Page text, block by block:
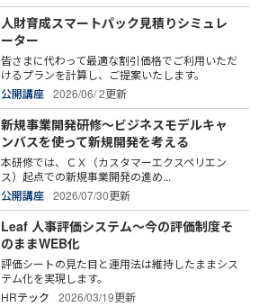
人財育成スマートパック見積りシミュレ
ーター
皆さまに代わって最適な割引価格でご利用いただ
けるプランを計算し、ご提案いたします。
公開講座
2026/06/ 2更新
新規事業開発研修～ビジネスモデルキャ
ンバスを使って新規開発を考える
本研修では、ＣＸ（カスタマーエクスペリエン
ス）起点での新規事業開発の進め...
公開講座
2026/07/30更新
Leaf 人事評価システム～今の評価制度そ
のままWEB化
評価シートの見た目と運用法は維持したままシス
テム化を実現します。
HRテック
2026/03/19更新